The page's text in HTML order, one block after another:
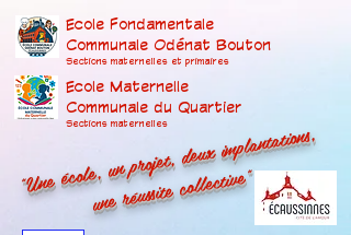
Ecole Fondamentale
Communale Odénat Bouton
Sections maternelles et primaires
Ecole Maternelle
Communale du Quartier
Sections maternelles
"Une école, un projet, deux implantations,
une réussite collective"